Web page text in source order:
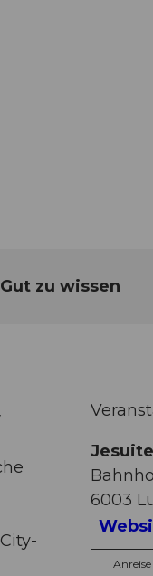
Gut zu wissen
6003
Anreise